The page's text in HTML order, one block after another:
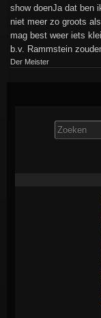
show doenJa dat ben
niet meer zo groots
mag best weer iets
b.v. Rammstein
Der Meister
Zoek
naar: